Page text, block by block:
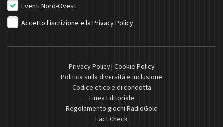
Eventi Nord-Ovest
Accetto l'iscrizione e la Privacy Policy
Privacy Policy| Cookie Policy
Politica sulla diversità e inclusione
Codice etico e di condotta
Linea Editoriale
Regolamento giochi RadioGold
Fact Check